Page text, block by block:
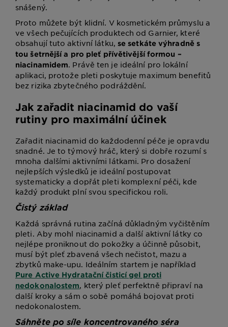
snášený.
Proto můžete být klidní. V kosmetickém průmyslu a
ve všech pečujících produktech od Garnier, které
obsahují tuto aktivní látku, se setkáte výhradně s
tou šetrnější a pro pleť přívětivější formou –
niacinamidem. Právě ten je ideální pro lokální
aplikaci, protože pleti poskytuje maximum benefitů
bez rizika zbytečného podráždění.
Jak zařadit niacinamid do vaší
rutiny pro maximální účinek
Zařadit niacinamid do každodenní péče je opravdu
snadné. Je to týmový hráč, který si dobře rozumí s
mnoha dalšími aktivními látkami. Pro dosažení
nejlepších výsledků je ideální postupovat
systematicky a dopřát pleti komplexní péči, kde
každý produkt plní svou specifickou roli.
Čistý základ
Každá správná rutina začíná důkladným vyčištěním
pleti. Aby mohl niacinamid a další aktivní látky co
nejlépe proniknout do pokožky a účinně působit,
musí být pleť zbavená všech nečistot, mazu a
zbytků make-upu. Ideálním startem je například
Pure Active Hydratační čisticí gel proti
nedokonalostem, který pleť perfektně připraví na
další kroky a sám o sobě pomáhá bojovat proti
nedokonalostem.
Sáhněte po síle koncentrovaného séra